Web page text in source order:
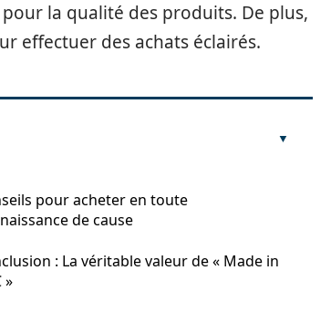
la qualité des produits. De plus,
effectuer des achats éclairés.
pour acheter en toute
de cause
: La véritable valeur de « Made in
»